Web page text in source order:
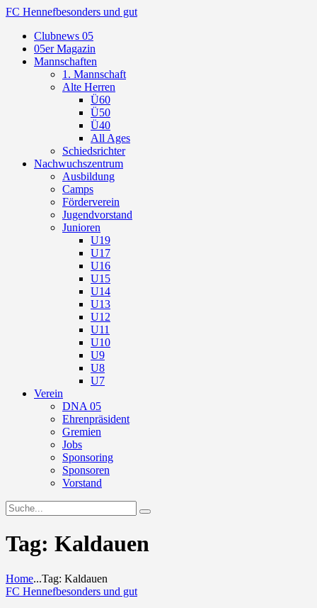
FC Hennefbesonders und gut
Clubnews 05
05er Magazin
Mannschaften
1. Mannschaft
Alte Herren
Ü60
Ü50
Ü40
All Ages
Schiedsrichter
Nachwuchszentrum
Ausbildung
Camps
Förderverein
Jugendvorstand
Junioren
U19
U17
U16
U15
U14
U13
U12
U11
U10
U9
U8
U7
Verein
DNA 05
Ehrenpräsident
Gremien
Jobs
Sponsoring
Sponsoren
Vorstand
Tag: Kaldauen
Home...Tag: Kaldauen
FC Hennefbesonders und gut